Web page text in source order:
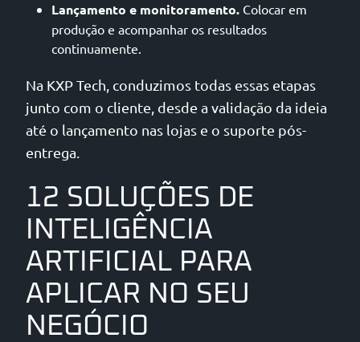
Lançamento e monitoramento. Colocar em
produção e acompanhar os resultados
continuamente.
Na KXP Tech, conduzimos todas essas etapas
junto com o cliente, desde a validação da ideia
até o lançamento nas lojas e o suporte pós-
entrega.
12 SOLUÇÕES DE
INTELIGÊNCIA
ARTIFICIAL PARA
APLICAR NO SEU
NEGÓCIO